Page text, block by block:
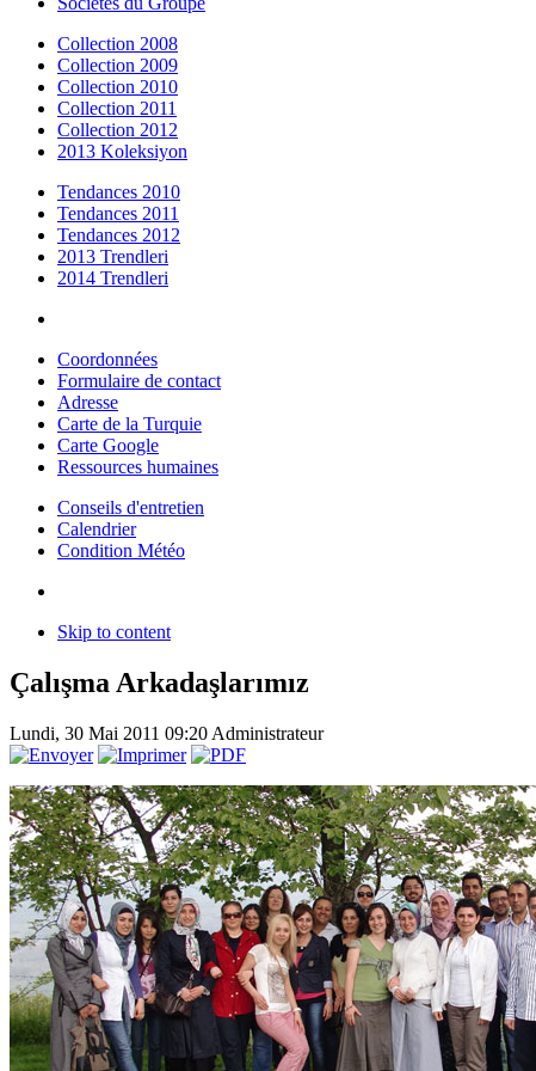
Collection 2008
Collection 2009
Collection 2010
Collection 2011
Collection 2012
2013 Koleksiyon
Tendances 2010
Tendances 2011
Tendances 2012
2013 Trendleri
2014 Trendleri
Coordonnées
Formulaire de contact
Adresse
Carte de la Turquie
Carte Google
Ressources humaines
Conseils d'entretien
Calendrier
Condition Météo
Skip to content
Çalışma Arkadaşlarımız
Lundi, 30 Mai 2011 09:20 Administrateur